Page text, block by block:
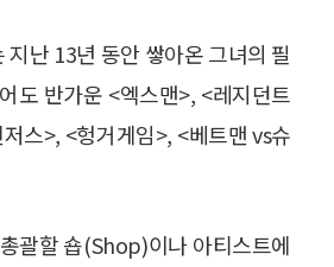
난 13년 동안 쌓아온 그녀의 필
도 반가운 <엑스맨>, <레지던트
스>, <헝거게임>, <베트맨 vs슈
괄할 숍(Shop)이나 아티스트에